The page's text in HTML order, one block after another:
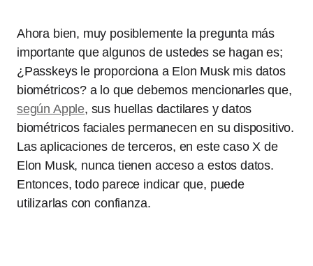
Ahora bien, muy posiblemente la pregunta más
importante que algunos de ustedes se hagan es;
¿Passkeys le proporciona a Elon Musk mis datos
biométricos? a lo que debemos mencionarles que,
según Apple, sus huellas dactilares y datos
biométricos faciales permanecen en su dispositivo.
Las aplicaciones de terceros, en este caso X de
Elon Musk, nunca tienen acceso a estos datos.
Entonces, todo parece indicar que, puede
utilizarlas con confianza.